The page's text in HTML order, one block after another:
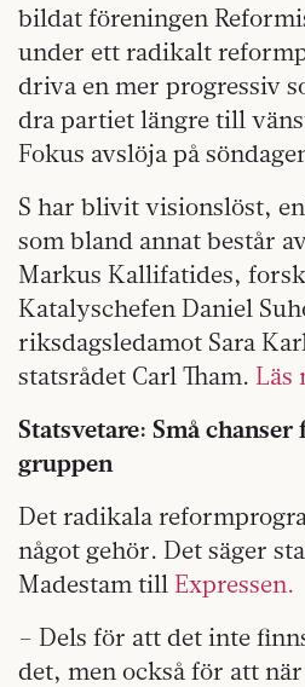
bildat föreningen
under ett radikalt
driva en mer progressiv
dra partiet längre till
Fokus avslöja på
S har blivit visionslöst,
som bland annat består
Markus Kallifatides,
Katalyschefen Daniel
riksdagsledamot Sara
statsrådet Carl Tham. Läs
Statsvetare: Små
gruppen
Det radikala
något gehör. Det säger
Madestam till Expressen.
– Dels för att det inte
det, men också för att